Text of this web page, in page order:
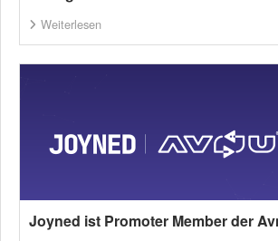
Weiterlesen
Joyned ist Promoter Member der